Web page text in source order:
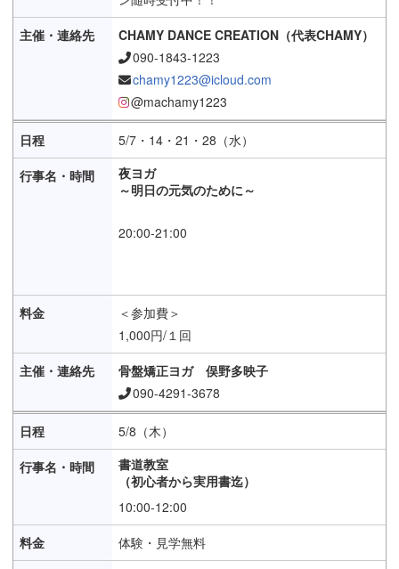
CHAMY DANCE CREATION（代表CHAMY）
090-1843-1223
chamy1223@icloud.com
@machamy1223
5/7・14・21・28（水）
夜ヨガ
～明日の元気のために～
20:00-21:00
＜参加費＞
1,000円/１回
骨盤矯正ヨガ 俣野多映子
090-4291-3678
5/8（木）
書道教室
（初心者から実用書迄）
10:00-12:00
体験・見学無料